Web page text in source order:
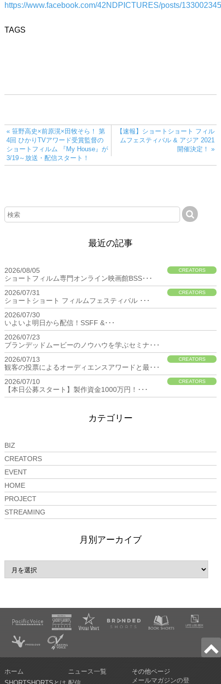
https://www.facebook.com/42NDPICTURES/posts/
« 笹野高史×前原滉×田牧そら！ 第
4回 ひかりTVアワード受賞監督の
ショートフィルム 『My House』が
3/19～放送・配信スタート！
【速報】ショートショート フィル
ムフェスティバル & アジア 2021
開催決定！ »
最近の記事
2026/08/05 CREATORS
ショートフィルム専門オンライン映画館BSS･･･
2026/07/31
CREATORS
ショートショート フィルムフェスティバル ･･･
2026/07/30
いよいよ明日から配信！SSFF &･･･
2026/07/23
ブランデッドムービーのノウハウを学ぶセミナ･･･
2026/07/13
CREATORS
観客の投票によるオーディエンスアワードと最･･･
2026/07/10
CREATORS
【本日公募スタート】製作資金1000万円！･･･
カテゴリー
BIZ
CREATORS
EVENT
HOME
PROJECT
STREAMING
月別アーカイブ
ホーム
ニュース一覧
その他ページ
メールマガジンの登